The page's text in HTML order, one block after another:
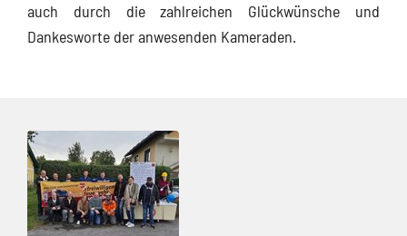
auch durch die zahlreichen Glückwünsche und
Dankesworte der anwesenden Kameraden.